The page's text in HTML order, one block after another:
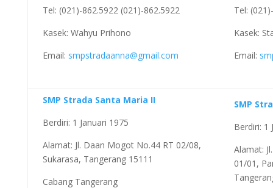
Tel: (021)-862.5922 (021)-862.5922
Kasek: Wahyu Prihono
Email: smpstradaanna@gmail.com
Tel:
Kasek:
Email:
SMP Strada Santa Maria II
Berdiri: 1 Januari 1975
Alamat: Jl. Daan Mogot No.44 RT 02/08,
Sukarasa, Tangerang 15111
Cabang Tangerang
SMP
Berdiri: 1
Alamat:
01/01,